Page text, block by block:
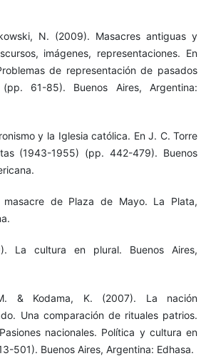
N. (2009). Masacres antiguas y
imágenes, representaciones. En
de representación de pasados
61-85). Buenos Aires, Argentina:
y la Iglesia católica. En J. C. Torre
(1943-1955) (pp. 442-479). Buenos
de Plaza de Mayo. La Plata,
La cultura en plural. Buenos Aires,
& Kodama, K. (2007). La nación
Una comparación de rituales patrios.
nacionales. Política y cultura en
501). Buenos Aires, Argentina: Edhasa.